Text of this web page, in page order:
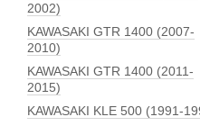
2002)
KAWASAKI GTR 1400 (2007-
2010)
KAWASAKI GTR 1400 (2011-
2015)
KAWASAKI KLE 500 (1991-